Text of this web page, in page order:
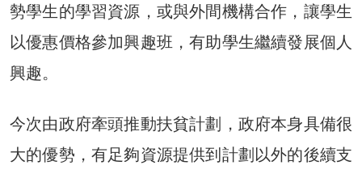
勢學生的學習資源，或與外間機構合作，讓學生
以優惠價格參加興趣班，有助學生繼續發展個人
興趣。
今次由政府牽頭推動扶貧計劃，政府本身具備很
大的優勢，有足夠資源提供到計劃以外的後續支